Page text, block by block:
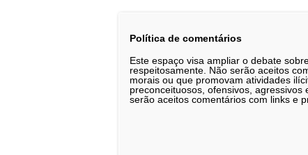
Política de comentários
Este espaço visa ampliar o debate
respeitosamente. Não serão aceitos
morais ou que promovam atividades
preconceituosos, ofensivos,
serão aceitos comentários com links e